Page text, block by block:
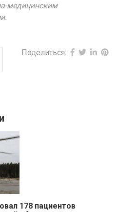
медицинским
Поделиться:
178 пациентов